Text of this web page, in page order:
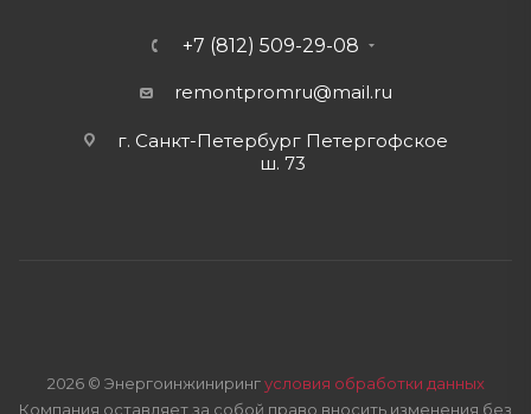
+7 (812) 509-29-08
remontpromru@mail.ru
г. Санкт-Петербург Петергофское
ш. 73
2026 © Энергоинжинирингусловия обработки данных
Компания оставляет за собой право вносить изменения без